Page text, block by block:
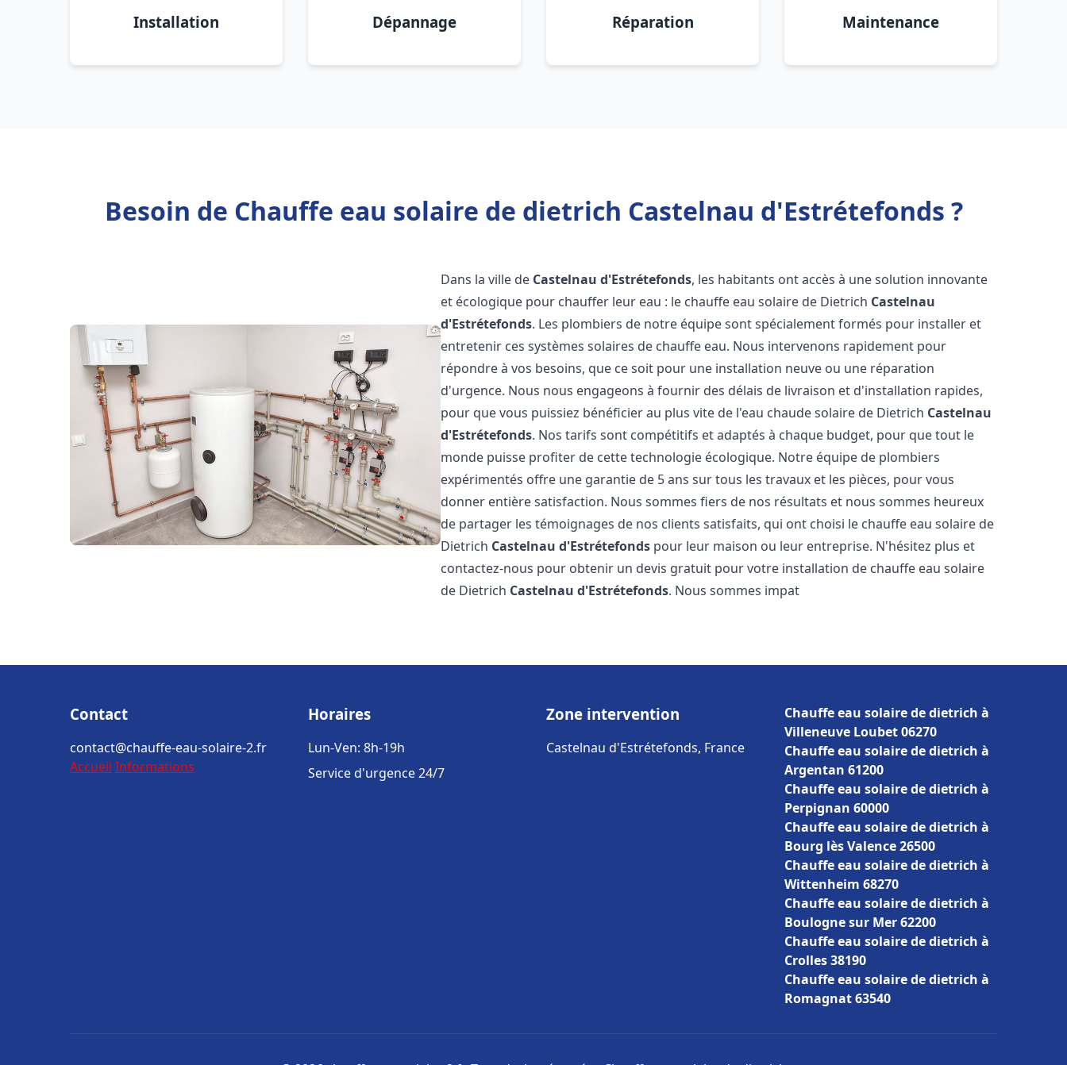
Installation Dépannage Réparation Maintenance
Besoin de Chauffe eau solaire de dietrich Castelnau d'Estrétefonds ?
Dans la ville de Castelnau d'Estrétefonds, les habitants ont accès à une solution innovante
et écologique pour chauffer leur eau : le chauffe eau solaire de Dietrich Castelnau
d'Estrétefonds. Les plombiers de notre équipe sont spécialement formés pour installer et
entretenir ces systèmes solaires de chauffe eau. Nous intervenons rapidement pour
répondre à vos besoins, que ce soit pour une installation neuve ou une réparation
d'urgence. Nous nous engageons à fournir des délais de livraison et d'installation rapides,
pour que vous puissiez bénéficier au plus vite de l'eau chaude solaire de Dietrich Castelnau
d'Estrétefonds. Nos tarifs sont compétitifs et adaptés à chaque budget, pour que tout le
monde puisse profiter de cette technologie écologique. Notre équipe de plombiers
expérimentés offre une garantie de 5 ans sur tous les travaux et les pièces, pour vous
donner entière satisfaction. Nous sommes fiers de nos résultats et nous sommes heureux
de partager les témoignages de nos clients satisfaits, qui ont choisi le chauffe eau solaire de
Dietrich Castelnau d'Estrétefonds pour leur maison ou leur entreprise. N'hésitez plus et
contactez-nous pour obtenir un devis gratuit pour votre installation de chauffe eau solaire
de Dietrich Castelnau d'Estrétefonds. Nous sommes impat
Contact
contact@chauffe-eau-solaire-2.fr
Accueil Informations
Horaires
Lun-Ven: 8h-19h
Service d'urgence 24/7
Zone intervention
Castelnau d'Estrétefonds, France
Chauffe eau solaire de dietrich à
Villeneuve Loubet 06270
Chauffe eau solaire de dietrich à
Argentan 61200
Chauffe eau solaire de dietrich à
Perpignan 60000
Chauffe eau solaire de dietrich à
Bourg lès Valence 26500
Chauffe eau solaire de dietrich à
Wittenheim 68270
Chauffe eau solaire de dietrich à
Boulogne sur Mer 62200
Chauffe eau solaire de dietrich à
Crolles 38190
Chauffe eau solaire de dietrich à
Romagnat 63540